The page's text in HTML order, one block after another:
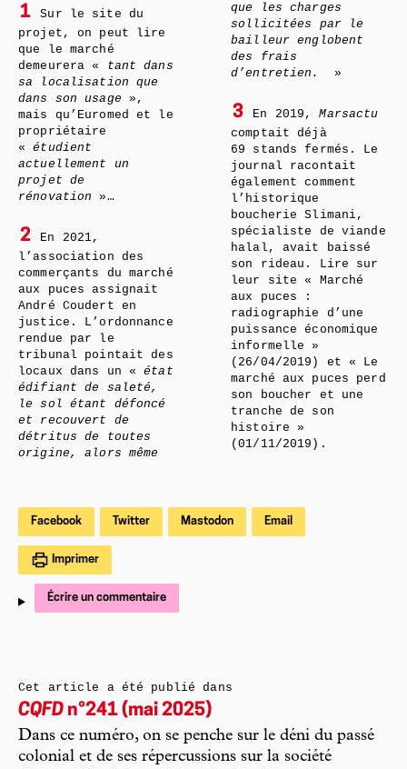
1
Sur le site du
projet, on peut lire
que le marché
demeurera « tant dans
sa localisation que
dans son usage »,
mais qu’Euromed et le
propriétaire
«étudient
actuellement un
projet de
rénovation »…
2
En 2021,
l’association des
commerçants du marché
aux puces assignait
André Coudert en
justice. L’ordonnance
rendue par le
tribunal pointait des
locaux dans un «état
édifiant de saleté,
le sol étant défoncé
et recouvert de
détritus de toutes
origine, alors même
que les charges
sollicitées par le
bailleur englobent
des frais
d’entretien.
»
3 En 2019,Marsactu
comptait déjà
69 stands fermés. Le
journal racontait
également comment
l’historique
boucherie Slimani,
spécialiste de viande
halal, avait baissé
son rideau. Lire sur
leur site « Marché
aux puces :
radiographie d’une
puissance économique
informelle »
(26/04/2019) et « Le
marché aux puces perd
son boucher et une
tranche de son
histoire »
(01/11/2019).
Facebook Twitter Mastodon Email
Imprimer
Écrire un commentaire
Cet article a été publié dans
CQFD n°241 (mai 2025)
Dans ce numéro, on se penche sur le déni du passé
colonial et de ses répercussions sur la société